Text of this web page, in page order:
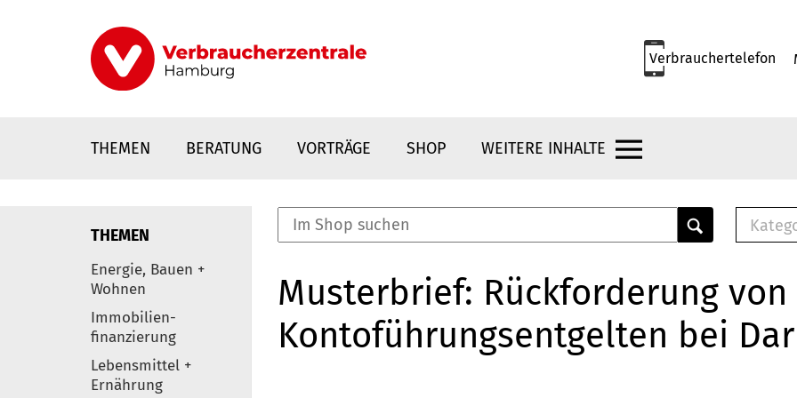
Verbrauchertelefon
THEMEN BERATUNG VORTRÄGE SHOP WEITERE INHALTE
Elemente
THEMEN
Energie, Bauen +
Wohnen
Immobilien-
finanzierung
Lebensmittel +
Ernährung
Musterbrief: Rückforderung von
Kontoführungsentgelten bei